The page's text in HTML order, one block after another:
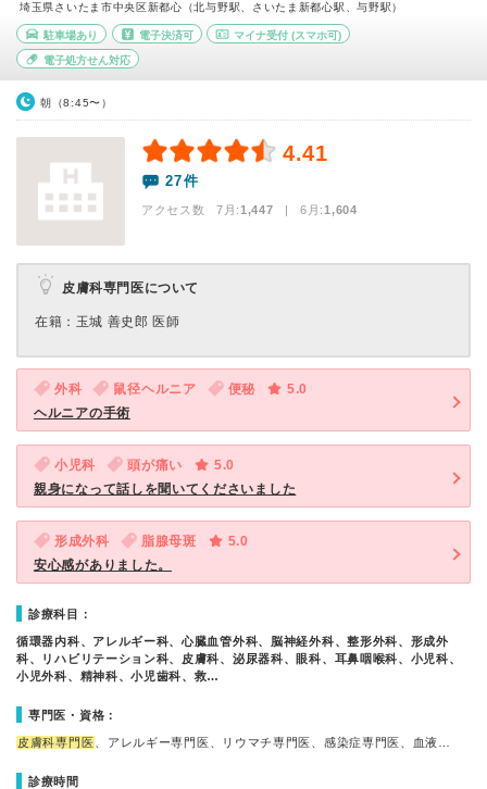
埼玉県さいたま市中央区新都心（北与野駅、さいたま新都心駅、与野駅）
駐車場あり 電子決済可 マイナ受付 (スマホ可)
電子処方せん対応
朝（8:45〜）
4.41
27件
アクセス数 7月:1,447 | 6月:1,604
皮膚科専門医について
在籍：玉城 善史郎 医師
外科 鼠径ヘルニア 便秘
5.0
ヘルニアの手術
小児科 頭が痛い
5.0
親身になって話しを聞いてくださいました
形成外科 脂腺母斑
5.0
安心感がありました。
診療科目：
循環器内科、アレルギー科、心臓血管外科、脳神経外科、整形外科、形成外
科、リハビリテーション科、皮膚科、泌尿器科、眼科、耳鼻咽喉科、小児科、
小児外科、精神科、小児歯科、救…
専門医・資格：
皮膚科専門医 、アレルギー専門医、リウマチ専門医、感染症専門医、血液…
診療時間